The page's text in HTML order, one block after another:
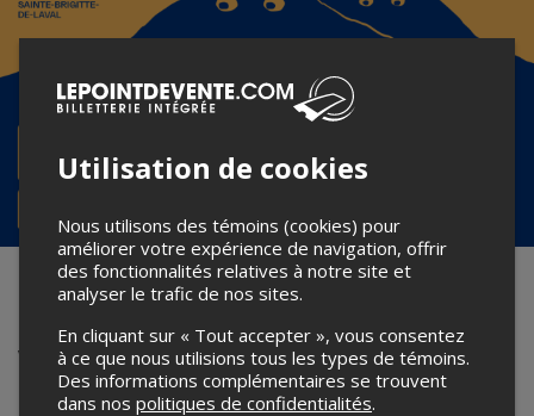
Le Festival à deux têtes 2025
Votre recherche n'a retourné aucun
résultat.
Utilisation de cookies
Nous utilisons des témoins (cookies) pour
améliorer votre expérience de navigation, offrir
des fonctionnalités relatives à notre site et
analyser le trafic de nos sites.
En cliquant sur « Tout accepter », vous consentez
à ce que nous utilisions tous les types de témoins.
Des informations complémentaires se trouvent
dans nos politiques de confidentialités.